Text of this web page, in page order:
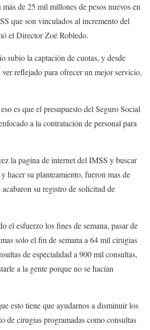
de 25 mil millones de pesos nuevos en
que son vinculados al incremento del
el Director Zoé Robledo.
subio la captación de cuotas, y desde
ver reflejado para ofrecer un mejor servicio,
es que el presupuesto del Seguro Social
a la contratación de personal para
la pagina de internet del IMSS y buscar
hacer su planteamiento, fueron mas de
su registro de solicitud de
el esfuerzo los fines de semana, pasar de
solo el fin de semana a 64 mil cirugias
de especialidad a 900 mil consultas,
a la gente porque no se hacían
esto tiene que ayudarnos a disminuir los
de cirugias programadas como consultas